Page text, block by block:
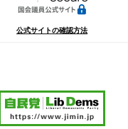
公式サイトの確認方法